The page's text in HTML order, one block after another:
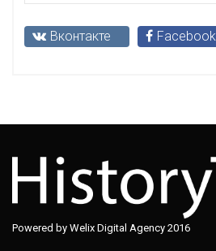
Вконтакте Facebook
Powered by Welix Digital Agency 2016